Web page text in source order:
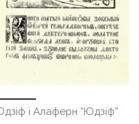
і Алаферн “Юдзіф”